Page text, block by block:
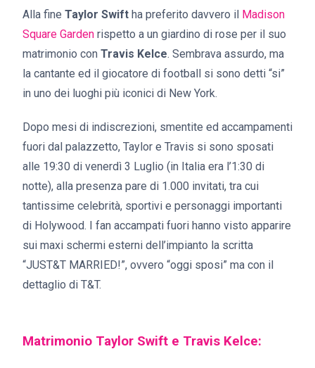
Alla fine Taylor Swift ha preferito davvero il Madison
Square Garden rispetto a un giardino di rose per il suo
matrimonio con Travis Kelce. Sembrava assurdo, ma
la cantante ed il giocatore di football si sono detti “si”
in uno dei luoghi più iconici di New York.
Dopo mesi di indiscrezioni, smentite ed accampamenti
fuori dal palazzetto, Taylor e Travis si sono sposati
alle 19:30 di venerdì 3 Luglio (in Italia era l’1:30 di
notte), alla presenza pare di 1.000 invitati, tra cui
tantissime celebrità, sportivi e personaggi importanti
di Holywood. I fan accampati fuori hanno visto apparire
sui maxi schermi esterni dell’impianto la scritta
“JUST&T MARRIED!”, ovvero “oggi sposi” ma con il
dettaglio di T&T.
Matrimonio Taylor Swift e Travis Kelce: